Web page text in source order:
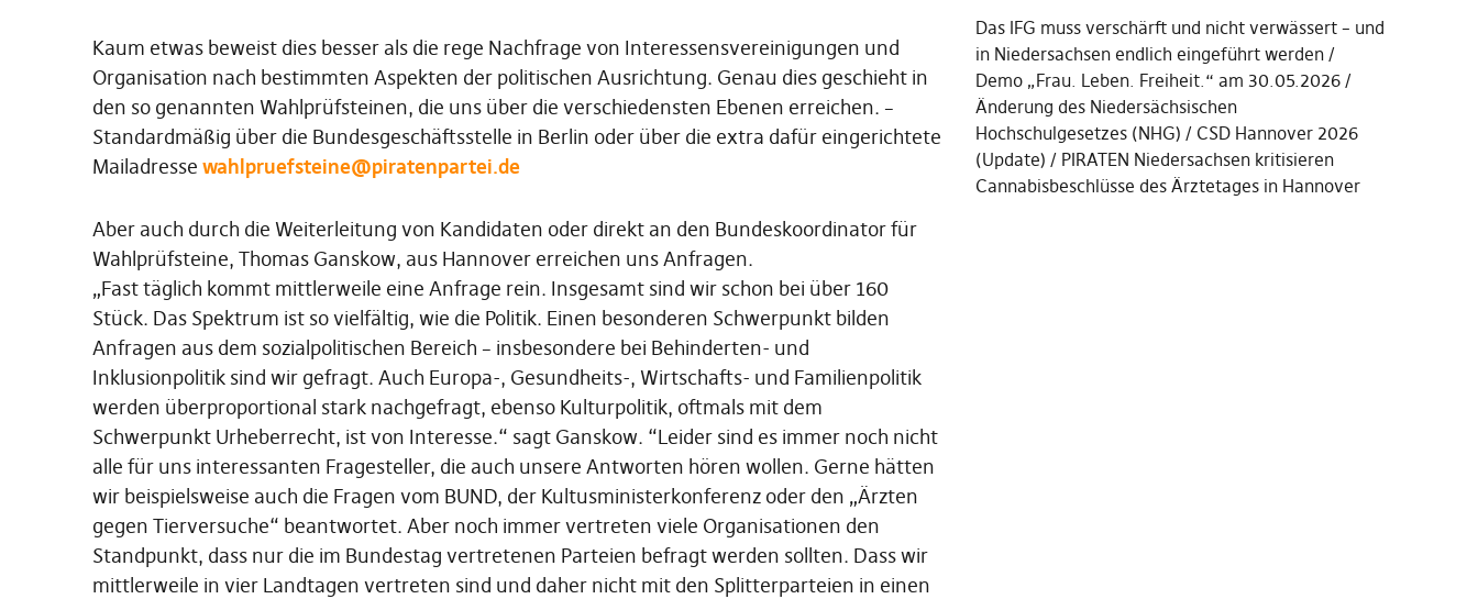
Kaum etwas beweist dies besser als die rege Nachfrage von Interessensvereinigungen und
Organisation nach bestimmten Aspekten der politischen Ausrichtung. Genau dies geschieht in
den so genannten Wahlprüfsteinen, die uns über die verschiedensten Ebenen erreichen. –
Standardmäßig über die Bundesgeschäftsstelle in Berlin oder über die extra dafür eingerichtete
Mailadresse wahlpruefsteine@piratenpartei.de
Aber auch durch die Weiterleitung von Kandidaten oder direkt an den Bundeskoordinator für
Wahlprüfsteine, Thomas Ganskow, aus Hannover erreichen uns Anfragen.
„Fast täglich kommt mittlerweile eine Anfrage rein. Insgesamt sind wir schon bei über 160
Stück. Das Spektrum ist so vielfältig, wie die Politik. Einen besonderen Schwerpunkt bilden
Anfragen aus dem sozialpolitischen Bereich – insbesondere bei Behinderten- und
Inklusionpolitik sind wir gefragt. Auch Europa-, Gesundheits-, Wirtschafts- und Familienpolitik
werden überproportional stark nachgefragt, ebenso Kulturpolitik, oftmals mit dem
Schwerpunkt Urheberrecht, ist von Interesse.“ sagt Ganskow. “Leider sind es immer noch nicht
alle für uns interessanten Fragesteller, die auch unsere Antworten hören wollen. Gerne hätten
wir beispielsweise auch die Fragen vom BUND, der Kultusministerkonferenz oder den „Ärzten
gegen Tierversuche“ beantwortet. Aber noch immer vertreten viele Organisationen den
Standpunkt, dass nur die im Bundestag vertretenen Parteien befragt werden sollten. Dass wir
mittlerweile in vier Landtagen vertreten sind und daher nicht mit den Splitterparteien in einen
Das IFG muss verschärft und nicht verwässert – und
in Niedersachsen endlich eingeführt werden
Demo „Frau. Leben. Freiheit.“ am 30.05.2026
Änderung des Niedersächsischen
Hochschulgesetzes (NHG)
CSD Hannover 2026
(Update)
PIRATEN Niedersachsen kritisieren
Cannabisbeschlüsse des Ärztetages in Hannover